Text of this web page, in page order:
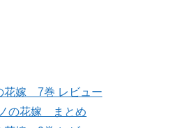
花嫁 7巻 レビュー
の花嫁 まとめ